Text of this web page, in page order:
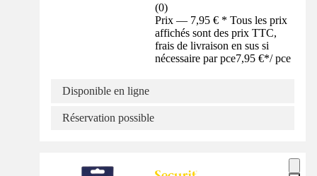
(0)
Prix — 7,95 € * Tous les prix
affichés sont des prix TTC,
frais de livraison en sus si
nécessaire par pce7,95 €*/ pce
Disponible en ligne
Réservation possible